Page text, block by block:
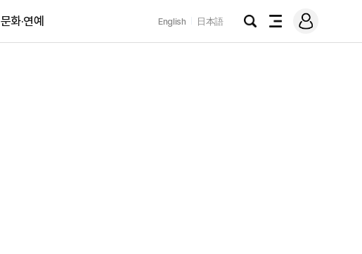
문화·연예 English 日本語
검
전
메
그